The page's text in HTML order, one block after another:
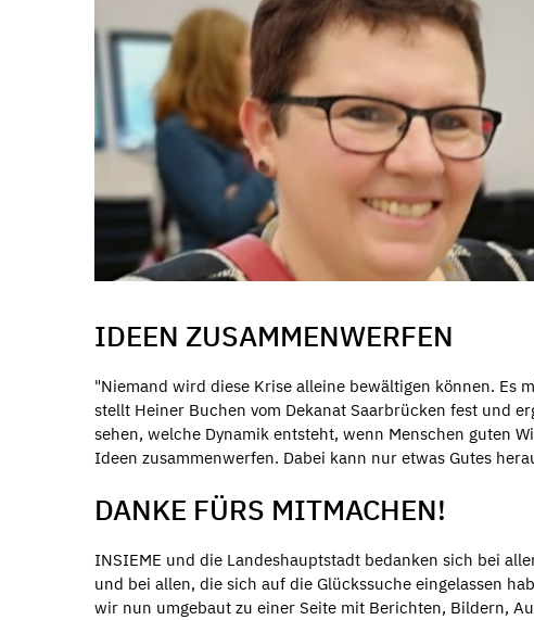
IDEEN ZUSAMMENWERFEN
"Niemand wird diese Krise alleine bewältigen können. Es
stellt Heiner Buchen vom Dekanat Saarbrücken fest und
sehen, welche Dynamik entsteht, wenn Menschen guten
Ideen zusammenwerfen. Dabei kann nur etwas Gutes
DANKE FÜRS MITMACHEN!
INSIEME und die Landeshauptstadt bedanken sich bei
und bei allen, die sich auf die Glückssuche eingelassen
wir nun umgebaut zu einer Seite mit Berichten, Bildern,